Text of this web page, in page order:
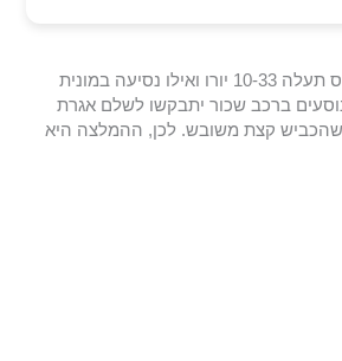
למשל, נסיעה באוטובוס תעלה 10-33 יורו ואילו נסיעה במונית
אירו. הנוסעים ברכב שכור יתבקשו לשלם אגרת
קצת משובש. לכן, ההמלצה היא